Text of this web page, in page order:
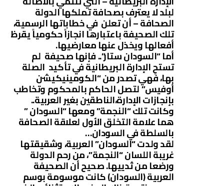
لبلد لا يعترف بصحافة تملكها الدولة
الصحافة – أن تعلن في خطاباتها الرسمية،
تلك الصحيفة باعتبارها انجازاً حكومياً يقرظ
أفعالها ويخذل عنها معارضيها.
أما “السودان ستار”.. فإنها صحيفة لم
تستحِ الإدارة البريطانية في تأكيد الصلة
بها، فهي تصدر من “الكومينيكيشن
أوفيس” لتصل الحاكم بالمحكوم وتخاطب
بإنجازات الإدارة،الناطقين بغير العربية..
وكانت تلك “النجمة” ومعها “السودان ”
هما علامة التخلق الأول لعلاقة الصحافة
بالسلطة في السودان…
لقد ولدت “السودان” العربية، وشقيقتها
غريبة اللسان “النجمة”، من رحم الدولة
ورضعا من ثدييها. صحيح أن الصحيفة
العربية (السودان) كانت موسومة بوسم